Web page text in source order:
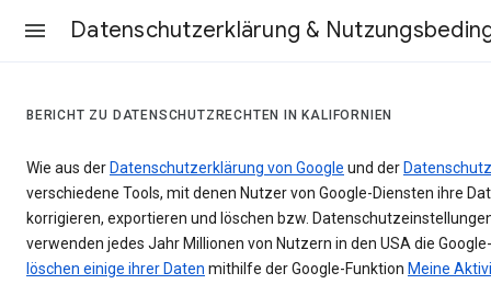
Datenschutzerklärung &
BERICHT ZU DATENSCHUTZRECHTEN IN KALIFORNIEN
Wie aus der Datenschutzerklärung von Google und der
verschiedene Tools, mit denen Nutzer von Google-Diensten ihre
korrigieren, exportieren und löschen bzw.
verwenden jedes Jahr Millionen von Nutzern in den USA die
löschen einige ihrer Daten mithilfe der Google-Funktion Meine